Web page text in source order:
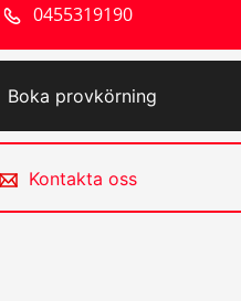
0455319190
Boka provkörning
Kontakta oss